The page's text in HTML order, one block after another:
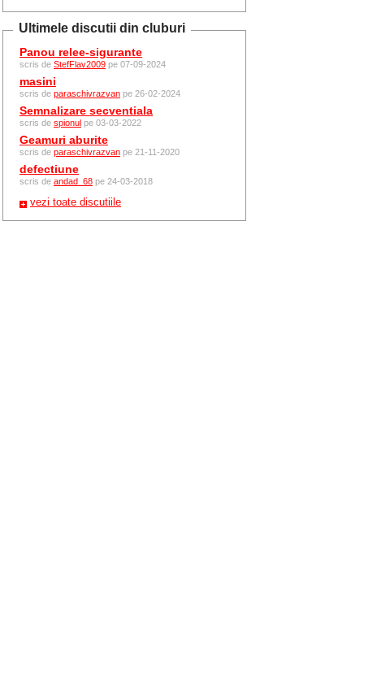
Ultimele discutii din cluburi
Panou relee-sigurante
scris de StefFlav2009 pe 07-09-2024
masini
scris de paraschivrazvan pe 26-02-2024
Semnalizare secventiala
scris de spionul pe 03-03-2022
Geamuri aburite
scris de paraschivrazvan pe 21-11-2020
defectiune
scris de andad_68 pe 24-03-2018
vezi toate discutiile